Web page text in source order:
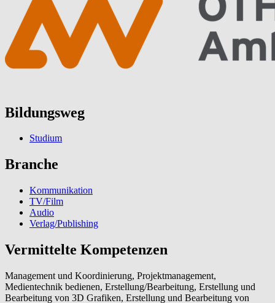
Bildungsweg
Studium
Branche
Kommunikation
TV/Film
Audio
Verlag/Publishing
Vermittelte Kompetenzen
Management und Koordinierung, Projektmanagement,
Medientechnik bedienen, Erstellung/Bearbeitung, Erstellung und
Bearbeitung von 3D Grafiken, Erstellung und Bearbeitung von